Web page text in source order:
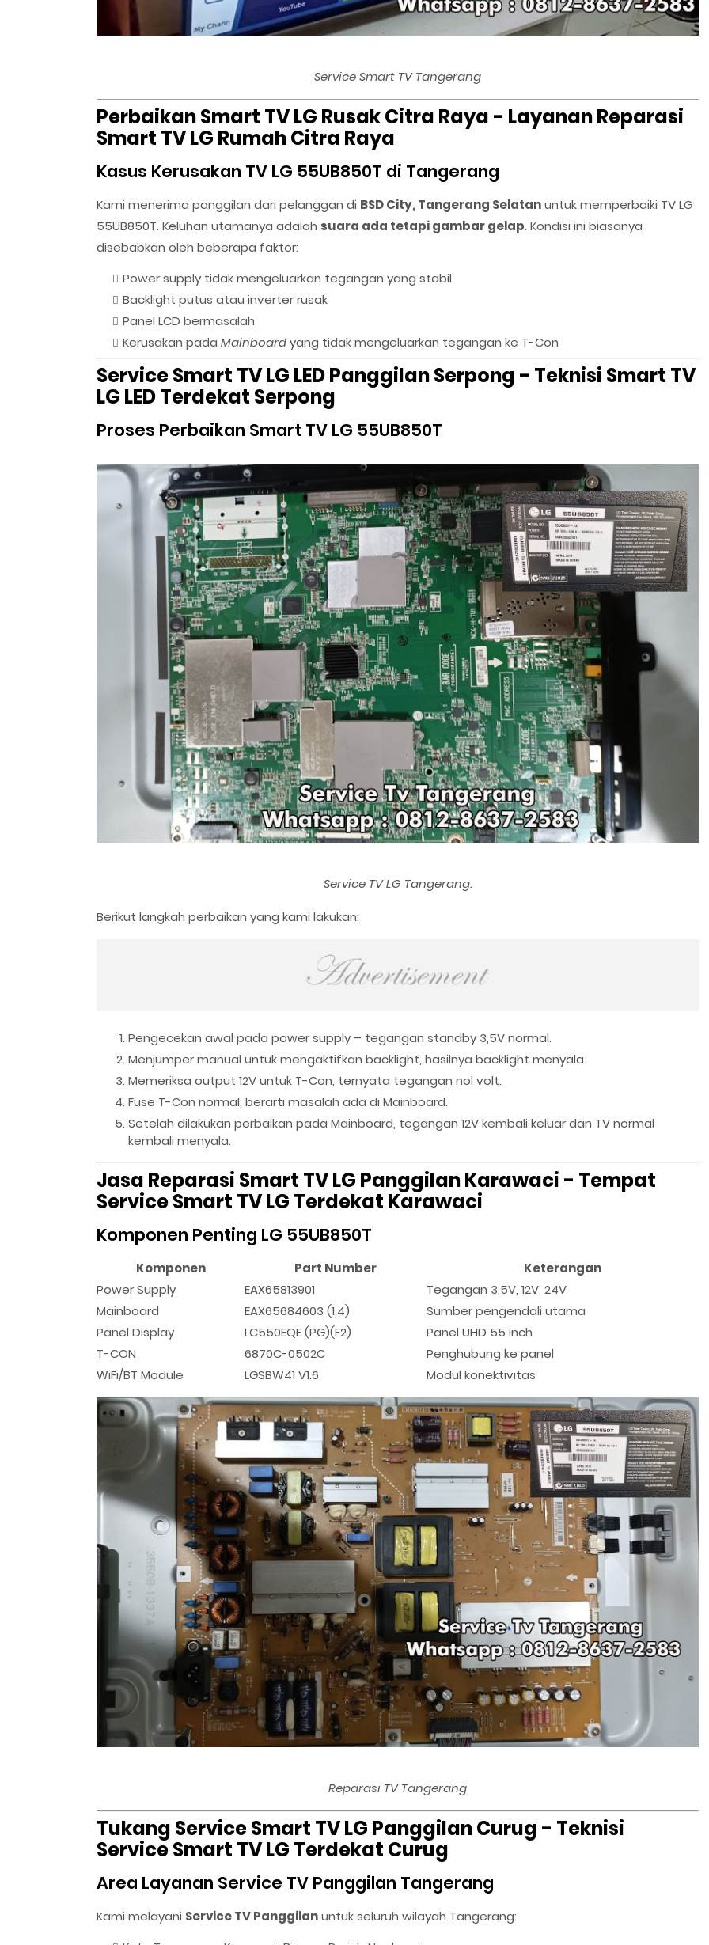
Service Smart TV Tangerang
Perbaikan Smart TV LG Rusak Citra Raya - Layanan Reparasi
Smart TV LG Rumah Citra Raya
Kasus Kerusakan TV LG 55UB850T di Tangerang
Kami menerima panggilan dari pelanggan di BSD City, Tangerang Selatanuntuk memperbaiki TV LG
55UB850T. Keluhan utamanya adalah suara ada tetapi gambar gelap. Kondisi ini biasanya
disebabkan oleh beberapa faktor:
Power supply tidak mengeluarkan tegangan yang stabil
Backlight putus atau inverter rusak
Panel LCD bermasalah
Kerusakan pada Mainboardyang tidak mengeluarkan tegangan ke T-Con
Service Smart TV LG LED Panggilan Serpong - Teknisi Smart TV
LG LED Terdekat Serpong
Proses Perbaikan Smart TV LG 55UB850T
Service TV LG Tangerang.
Berikut langkah perbaikan yang kami lakukan:
Pengecekan awal pada power supply – tegangan standby 3,5V normal.
Menjumper manual untuk mengaktifkan backlight, hasilnya backlight menyala.
Memeriksa output 12V untuk T-Con, ternyata tegangan nol volt.
Fuse T-Con normal, berarti masalah ada di Mainboard.
Setelah dilakukan perbaikan pada Mainboard, tegangan 12V kembali keluar dan TV normal
kembali menyala.
Jasa Reparasi Smart TV LG Panggilan Karawaci - Tempat
Service Smart TV LG Terdekat Karawaci
Komponen Penting LG 55UB850T
Komponen Part Number
Keterangan
Power Supply
EAX65813901
Tegangan 3,5V, 12V, 24V
Mainboard
EAX65684603 (1.4)
Sumber pengendali utama
Panel Display
LC550EQE (PG)(F2)
Panel UHD 55 inch
T-CON
6870C-0502C
Penghubung ke panel
WiFi/BT Module
LGSBW41 V1.6 Modul konektivitas
Reparasi TV Tangerang
Tukang Service Smart TV LG Panggilan Curug - Teknisi
Service Smart TV LG Terdekat Curug
Area Layanan Service TV Panggilan Tangerang
Kami melayani Service TV Panggilanuntuk seluruh wilayah Tangerang: